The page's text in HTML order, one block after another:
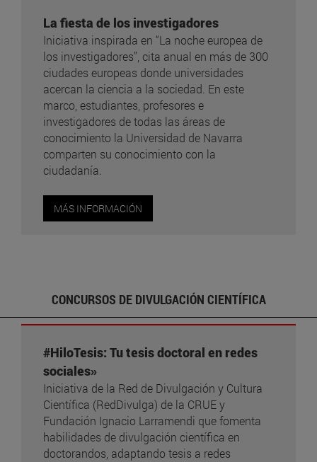
La fiesta de los investigadores
Iniciativa inspirada en “La noche europea de
los investigadores”, cita anual en más de 300
ciudades europeas donde universidades
acercan la ciencia a la sociedad. En este
marco, estudiantes, profesores e
investigadores de todas las áreas de
conocimiento la Universidad de Navarra
comparten su conocimiento con la
ciudadanía.
MÁS INFORMACIÓN
CONCURSOS DE DIVULGACIÓN CIENTÍFICA
#HiloTesis: Tu tesis doctoral en redes
sociales»
Iniciativa de la Red de Divulgación y Cultura
Científica (RedDivulga) de la CRUE y
Fundación Ignacio Larramendi que fomenta
habilidades de divulgación científica en
doctorandos, adaptando tesis a redes